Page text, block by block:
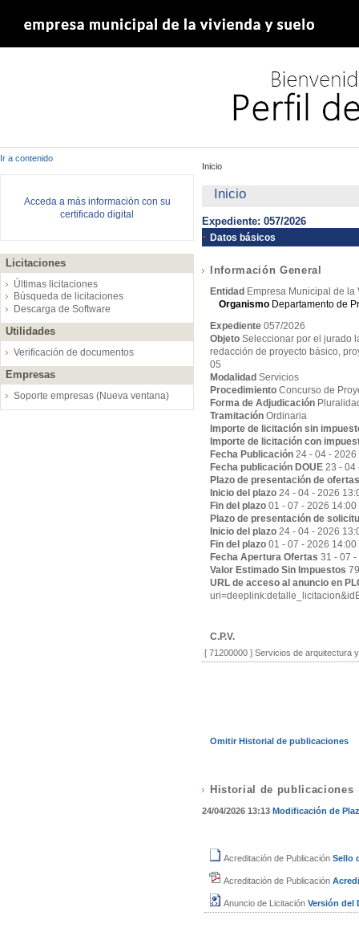
Ir a contenido
Acceda a más información con su
certificado digital
Licitaciones
Últimas licitaciones
Búsqueda de licitaciones
Descarga de Software
Utilidades
Verificación de documentos
Empresas
Soporte empresas (Nueva ventana)
Inicio
Inicio
Expediente: 057/2026
Datos básicos
Información General
Entidad Empresa Municipal de
Organismo Departamento de
Expediente 057/2026
Objeto Seleccionar por el jurado
redacción de proyecto básico,
05
Modalidad Servicios
Procedimiento Concurso de
Forma de Adjudicación
Tramitación Ordinaria
Importe de licitación sin
Importe de licitación con
Fecha Publicación 24 - 04 - 2026
Fecha publicación DOUE 23 - 04
Plazo de presentación de ofertas
Inicio del plazo 24 - 04 - 2026
Fin del plazo 01 - 07 - 2026 14:00
Plazo de presentación de
Inicio del plazo 24 - 04 - 2026
Fin del plazo 01 - 07 - 2026 14:00
Fecha Apertura Ofertas 31 - 07
Valor Estimado Sin Impuestos
URL de acceso al anuncio en
C.P.V.
[ 71200000 ]Servicios de arquitectura
Omitir Historial de publicaciones
Historial de publicaciones
24/04/2026 13:13 Modificación de
Acreditación de Publicación Sello
Acreditación de Publicación
Anuncio de Licitación Versión del